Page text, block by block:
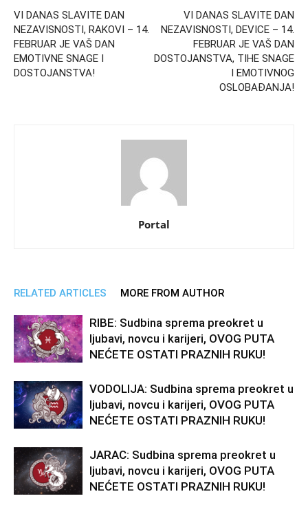
VI DANAS SLAVITE DAN
NEZAVISNOSTI, RAKOVI – 14.
FEBRUAR JE VAŠ DAN
EMOTIVNE SNAGE I
DOSTOJANSTVA!
VI DANAS SLAVITE DAN
NEZAVISNOSTI, DEVICE – 14.
FEBRUAR JE VAŠ DAN
DOSTOJANSTVA, TIHE SNAGE
I EMOTIVNOG
OSLOBAĐANJA!
Portal
RELATED ARTICLES MORE FROM AUTHOR
RIBE: Sudbina sprema preokret u
ljubavi, novcu i karijeri, OVOG PUTA
NEĆETE OSTATI PRAZNIH RUKU!
VODOLIJA: Sudbina sprema preokret u
ljubavi, novcu i karijeri, OVOG PUTA
NEĆETE OSTATI PRAZNIH RUKU!
JARAC: Sudbina sprema preokret u
ljubavi, novcu i karijeri, OVOG PUTA
NEĆETE OSTATI PRAZNIH RUKU!